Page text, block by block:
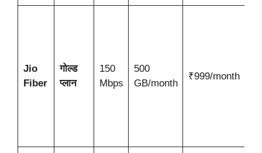
Jio
Fiber
गोल्ड
प्लान
150
Mbps
500
GB/month
₹999/month